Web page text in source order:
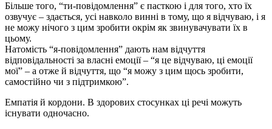
Більше того, “ти-повідомлення” є пасткою і для того, хто їх
озвучує – здається, усі навколо винні в тому, що я відчуваю, і я
не можу нічого з цим зробити окрім як звинувачувати їх в
цьому.
Натомість “я-повідомлення” дають нам відчуття
відповідальності за власні емоції – “я це відчуваю, ці емоції
мої” – а отже й відчуття, що “я можу з цим щось зробити,
самостійно чи з підтримкою”.
Емпатія й кордони. В здорових стосунках ці речі можуть
існувати одночасно.